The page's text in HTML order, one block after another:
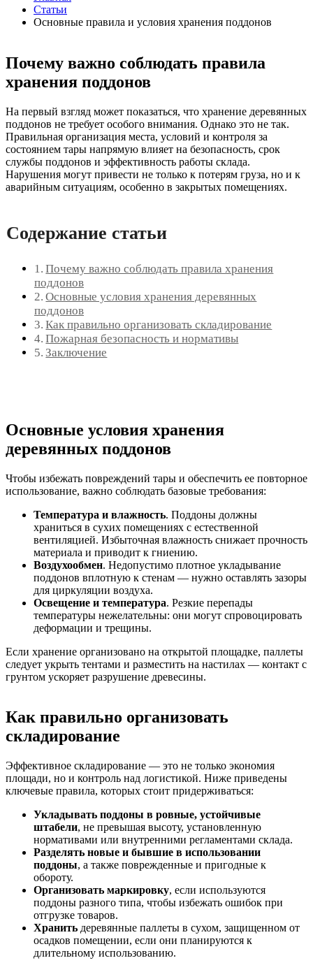
Статьи
Основные правила и условия хранения поддонов
Почему важно соблюдать правила
хранения поддонов
На первый взгляд может показаться, что хранение деревянных
поддонов не требует особого внимания. Однако это не так.
Правильная организация места, условий и контроля за
состоянием тары напрямую влияет на безопасность, срок
службы поддонов и эффективность работы склада.
Нарушения могут привести не только к потерям груза, но и к
аварийным ситуациям, особенно в закрытых помещениях.
Содержание статьи
Почему важно соблюдать правила хранения
поддонов
Основные условия хранения деревянных
поддонов
Как правильно организовать складирование
Пожарная безопасность и нормативы
Заключение
Основные условия хранения
деревянных поддонов
Чтобы избежать повреждений тары и обеспечить ее повторное
использование, важно соблюдать базовые требования:
Температура и влажность. Поддоны должны
храниться в сухих помещениях с естественной
вентиляцией. Избыточная влажность снижает прочность
материала и приводит к гниению.
Воздухообмен. Недопустимо плотное укладывание
поддонов вплотную к стенам — нужно оставлять зазоры
для циркуляции воздуха.
Освещение и температура. Резкие перепады
температуры нежелательны: они могут спровоцировать
деформации и трещины.
Если хранение организовано на открытой площадке, паллеты
следует укрыть тентами и разместить на настилах — контакт с
грунтом ускоряет разрушение древесины.
Как правильно организовать
складирование
Эффективное складирование — это не только экономия
площади, но и контроль над логистикой. Ниже приведены
ключевые правила, которых стоит придерживаться:
Укладывать поддоны в ровные, устойчивые
штабели, не превышая высоту, установленную
нормативами или внутренними регламентами склада.
Разделять новые и бывшие в использовании
поддоны, а также поврежденные и пригодные к
обороту.
Организовать маркировку, если используются
поддоны разного типа, чтобы избежать ошибок при
отгрузке товаров.
Хранить деревянные паллеты в сухом, защищенном от
осадков помещении, если они планируются к
длительному использованию.